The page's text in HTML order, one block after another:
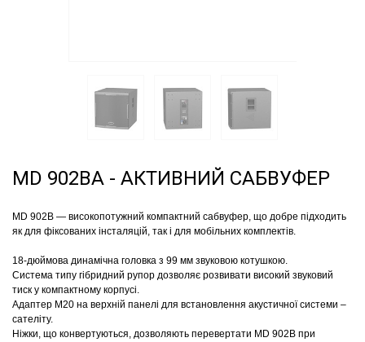
MD 902BA - АКТИВНИЙ САБВУФЕР
MD 902B — високопотужний компактний сабвуфер, що добре підходить
як для фіксованих інсталяцій, так і для мобільних комплектів.
18-дюймова динамічна головка з 99 мм звуковою котушкою.
Система типу гібридний рупор дозволяє розвивати високий звуковий
тиск у компактному корпусі.
Адаптер M20 на верхній панелі для встановлення акустичної системи –
сателіту.
Ніжки, що конвертуються, дозволяють перевертати MD 902B при